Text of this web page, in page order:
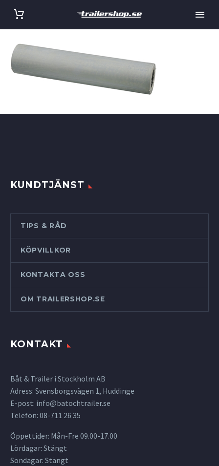
KUNDTJÄNST
TIPS & RÅD
KÖPVILLKOR
KONTAKTA OSS
OM TRAILERSHOP.SE
KONTAKT
Båt & Trailer i Stockholm AB
Adress: Svensborgsvägen 1, Huddinge
E-post: info@batochtrailer.se
Telefon: 08-711 26 35
Öppettider: Mån-Fre 09.00-17.00
Lördagar: Stängt
Söndagar: Stängt